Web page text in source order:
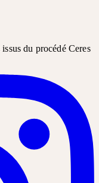
du procédé Ceres